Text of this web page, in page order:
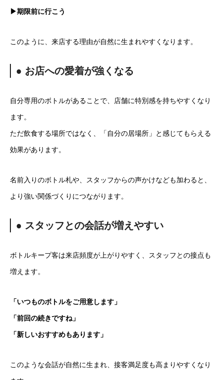
▶期限前に行こう
このように、来店する理由が自然に生まれやすくなります。
● お店への愛着が強くなる
自分専用のボトルがあることで、店舗に特別感を持ちやすくなり
ます。
ただ飲食する場所ではなく、「自分の居場所」と感じてもらえる
効果があります。
名前入りのボトル札や、スタッフからの声かけなども加わると、
より強い関係づくりにつながります。
● スタッフとの会話が増えやすい
ボトルキープ客は来店頻度が上がりやすく、スタッフとの接点も
増えます。
「いつものボトルをご用意します」
「前回の続きですね」
「新しいおすすめもあります」
このような会話が自然に生まれ、接客満足度も高まりやすくなり